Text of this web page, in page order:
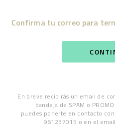
Confirma tu correo para
En breve recibirás un email de
bandeja de SPAM o
puedes ponerte en contacto
961237015 o en el